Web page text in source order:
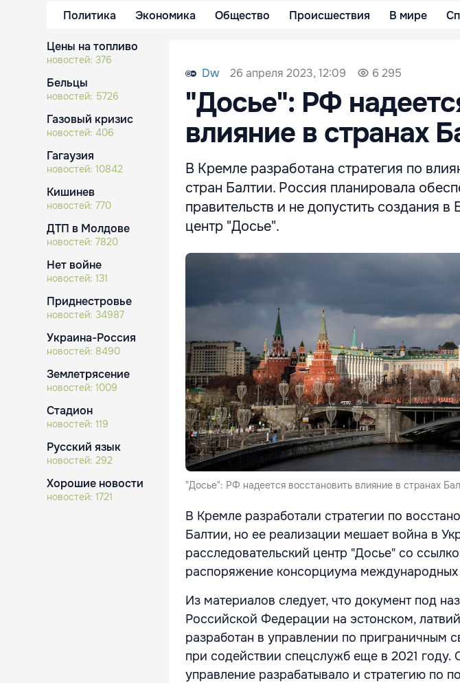
Политика Экономика Общество Происшествия В мире
Цены на топливо
новостей: 376
Бельцы
новостей: 5726
Газовый кризис
новостей: 406
Гагаузия
новостей: 10842
Кишинев
новостей: 770
ДТП в Молдове
новостей: 7820
Нет войне
новостей: 131
Приднестровье
новостей: 34987
Украина-Россия
новостей: 8490
Землетрясение
новостей: 1009
Стадион
новостей: 119
Русский язык
новостей: 292
Хорошие новости
новостей: 1721
Dw 26 апреля 2023, 12:09 6 295
"Досье": РФ
влияние в странах
В Кремле разработана стратегия по
стран Балтии. Россия планировала
правительств и не допустить создания
центр "Досье".
"Досье": РФ надеется восстановить влияние в странах
В Кремле разработали стратегии по
Балтии, но ее реализации мешает война в
расследовательский центр "Досье" со
распоряжение консорциума международных
Из материалов следует, что документ под
Российской Федерации на эстонском,
разработан в управлении по приграничным
при содействии спецслужб еще в 2021 году.
управление разрабатывало и стратегию по